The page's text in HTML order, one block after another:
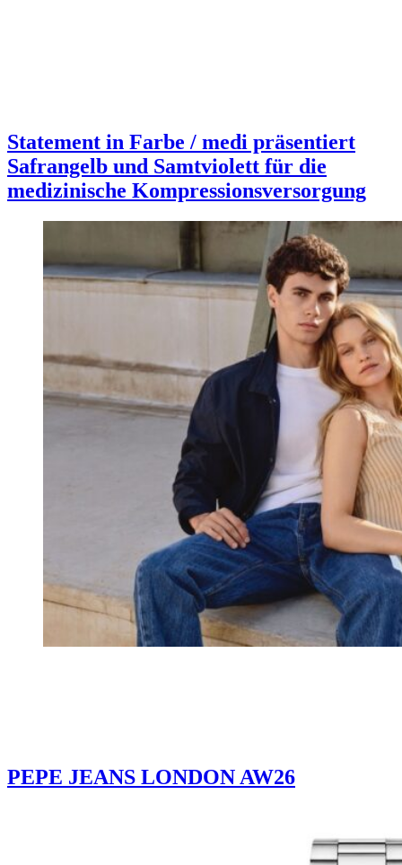
Statement in Farbe / medi präsentiert
Safrangelb und Samtviolett für die
medizinische Kompressionsversorgung
PEPE JEANS LONDON AW26